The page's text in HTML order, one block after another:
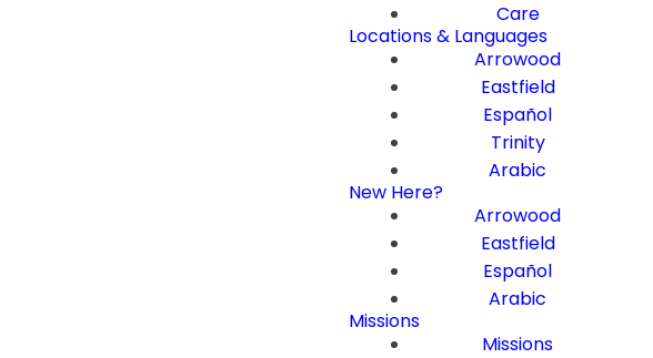
Care
Locations & Languages
Arrowood
Eastfield
Español
Trinity
Arabic
New Here?
Arrowood
Eastfield
Español
Arabic
Missions
Missions